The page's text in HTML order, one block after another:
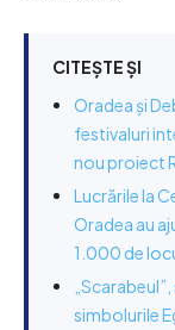
CITEȘTE ȘI
Oradea și
festivaluri
nou proiect
Lucrările la
Oradea au
1.000 de
simbolurile